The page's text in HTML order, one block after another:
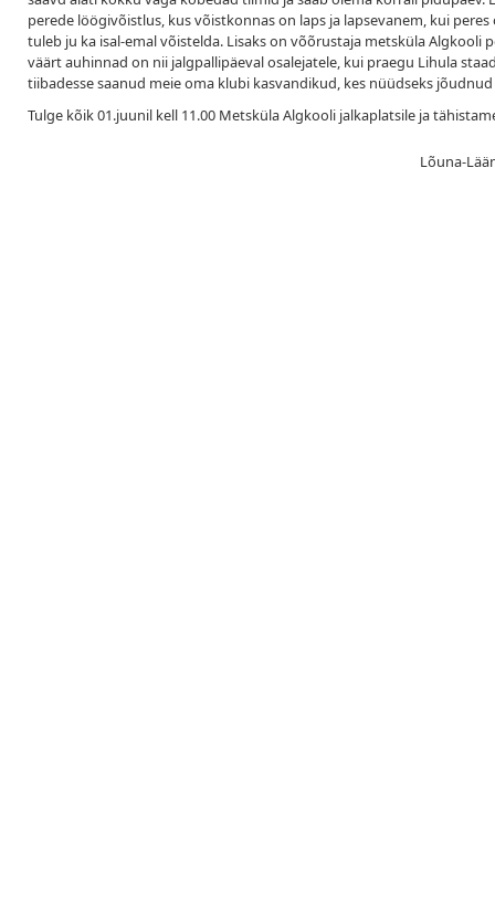
perede löögivõistlus, kus võistkonnas on laps ja lapsevanem, kui
tuleb ju ka isal-emal võistelda. Lisaks on võõrustaja metsküla
väärt auhinnad on nii jalgpallipäeval osalejatele, kui praegu Lihula
tiibadesse saanud meie oma klubi kasvandikud, kes nüüdseks
Tulge kõik 01.juunil kell 11.00 Metsküla Algkooli jalkaplatsile ja
Lõuna-